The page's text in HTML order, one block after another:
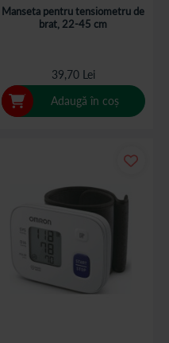
Manseta pentru tensiometru de
brat, 22-45 cm
39,70 Lei
Adaugă în coș